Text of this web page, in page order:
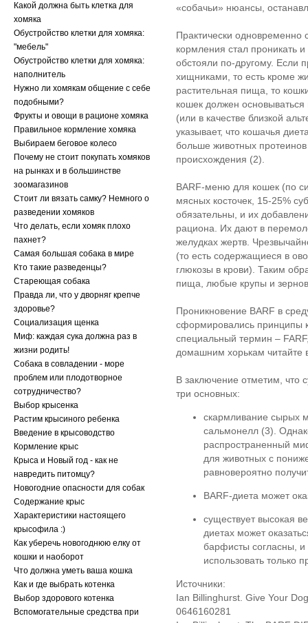
Какой должна быть клетка для
хомяка
Обустройство клетки для хомяка:
"мебель"
Обустройство клетки для хомяка:
наполнитель
Нужно ли хомякам общение с себе
подобными?
Фрукты и овощи в рационе хомяка
Правильное кормление хомяка
Выбираем беговое колесо
Почему не стоит покупать хомяков
на рынках и в большинстве
зоомагазинов
Стоит ли вязать самку? Немного о
разведении хомяков
Что делать, если хомяк плохо
пахнет?
Самая большая собака в мире
Кто такие разведенцы?
Стареющая собака
Правда ли, что у дворняг крепче
здоровье?
Социализация щенка
Миф: каждая сука должна раз в
жизни родить!
Собака в совладении - море
проблем или плодотворное
сотрудничество?
Выбор крысенка
Растим крысиного ребенка
Введение в крысоводство
Кормление крыс
Крыса и Новый год - как не
навредить питомцу?
Новогодние опасности для собак
Содержание крыс
Характеристики настоящего
крысофила :)
Как уберечь новогоднюю елку от
кошки и наоборот
Что должна уметь ваша кошка
Как и где выбрать котенка
Выбор здорового котенка
Вспомогательные средства при
«собачьи» нюансы,
Практически одновременно
кормления стал проникать
обстояли по-другому. Если
хищниками, то есть кроме
растительная пища, то
кошек должен
(или в качестве близкой
указывает, что кошачья
больше животных
происхождения (2).
BARF-меню для кошек (по
мясных косточек, 15-25%
обязательны, и их
рациона. Их дают в
желудках жертв.
(то есть содержащиеся в
глюкозы в крови). Таким
пища, любые крупы и
Проникновение BARF в
сформировались принципы
специальный термин –
домашним хорькам читайте
В заключение отметим, что
три основных:
скармливание сырых
сальмонелл (3).
распространенный
для животных с
равновероятно
BARF-диета может
существует высокая
диетах может
барфисты согласны, и
использовать только
Источники:
Ian Billinghurst. Give Your
0646160281